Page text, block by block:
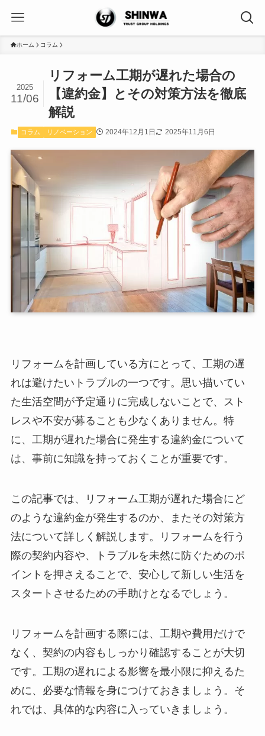
ホーム コラム
リフォーム工期が遅れた場合の
【違約金】とその対策方法を徹底
解説
2025
11/06
コラム リノベーション 2024年12月1日 2025年11月6日
リフォームを計画している方にとって、工期の遅
れは避けたいトラブルの一つです。思い描いてい
た生活空間が予定通りに完成しないことで、スト
レスや不安が募ることも少なくありません。特
に、工期が遅れた場合に発生する違約金について
は、事前に知識を持っておくことが重要です。
この記事では、リフォーム工期が遅れた場合にど
のような違約金が発生するのか、またその対策方
法について詳しく解説します。リフォームを行う
際の契約内容や、トラブルを未然に防ぐためのポ
イントを押さえることで、安心して新しい生活を
スタートさせるための手助けとなるでしょう。
リフォームを計画する際には、工期や費用だけで
なく、契約の内容もしっかり確認することが大切
です。工期の遅れによる影響を最小限に抑えるた
めに、必要な情報を身につけておきましょう。そ
れでは、具体的な内容に入っていきましょう。